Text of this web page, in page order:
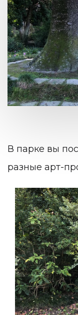
В парке вы
разные арт-